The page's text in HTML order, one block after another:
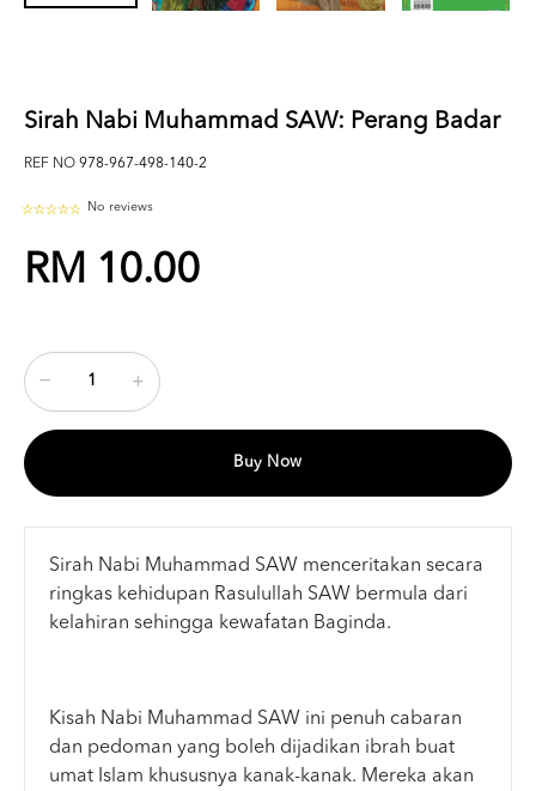
Sirah Nabi Muhammad SAW: Perang Badar
REF NO 978-967-498-140-2
No reviews
RM 10.00
Buy Now
Sirah Nabi Muhammad SAW menceritakan secara
ringkas kehidupan Rasulullah SAW bermula dari
kelahiran sehingga kewafatan Baginda.
Kisah Nabi Muhammad SAW ini penuh cabaran
dan pedoman yang boleh dijadikan ibrah buat
umat Islam khususnya kanak-kanak. Mereka akan